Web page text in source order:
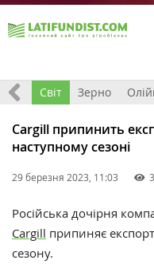
Світ Зерно
Cargill припинить
наступному сезоні
29 березня 2023, 11:03
Російська дочірня
Cargill припиняє
сезону.